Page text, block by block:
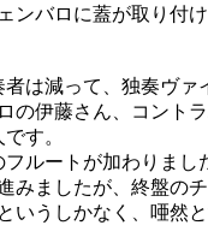
ンバロに蓋が取り付
は減って、独奏ヴァ
の伊藤さん、コント
す。
ルートが加わりまし
みましたが、終盤の
いうしかなく、唖然